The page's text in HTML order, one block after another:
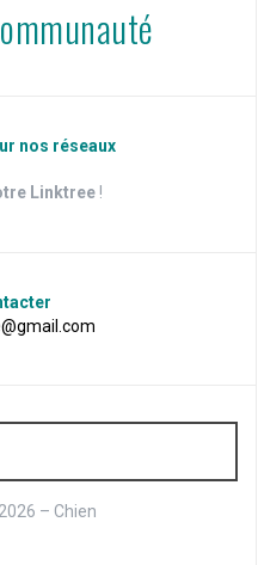
nos réseaux
Linktree !
– Chien